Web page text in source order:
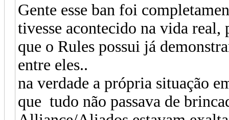
Gente esse ban foi
tivesse acontecido na vida
que o Rules possui já
entre eles..
na verdade a própria situação
que tudo não passava de